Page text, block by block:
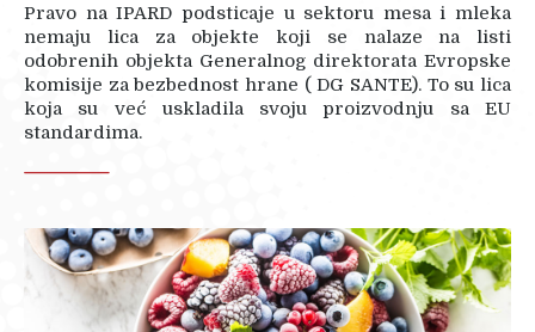
Pravo na IPARD podsticaje u sektoru mesa i mleka
nemaju lica za objekte koji se nalaze na listi
odobrenih objekta Generalnog direktorata Evropske
komisije za bezbednost hrane ( DG SANTE). To su lica
koja su već uskladila svoju proizvodnju sa EU
standardima.